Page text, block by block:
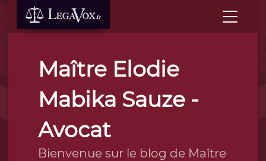
Maître Elodie
Mabika Sauze -
Avocat
Bienvenue sur le blog de Maître